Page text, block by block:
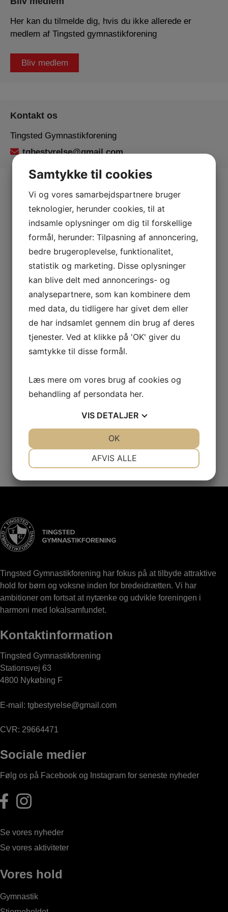
Her kan du tilmelde dig, hvis du ikke allerede er
medlem af Tingsted gymnastikforening
Bliv medlem
Kontakt os
Tingsted Gymnastikforening
tgbestyrelse@gmail.com
Sponsorer
Tingsted Gymnastikforening har fokus på at tilbyde attraktive
hold for børn og voksne inden for bredeidrætten. Vi har
ambitioner om fortsat at nytænke og udvikle foreningen i
harmoni med lokalsamfundet.
Kontaktinformation
Tingsted Gymnastikforening
Stationsvej 63
4800 Nykøbing F
E-mail: tgbestyrelse@gmail.com
CVR: 29664471
Sociale medier
Følg os på Facebook og Instagram for seneste nyheder
Se vores nyheder
Se vores aktiviteter
Vores hold
Gymnastik
Samtykke til cookies
Vi og vores samarbejdspartnere bruger
teknologier, herunder cookies, til at
indsamle oplysninger om dig til forskellige
formål, herunder: Tilpasning af annoncering,
bedre brugeroplevelse, funktionalitet,
statistik og marketing. Disse oplysninger
kan blive delt med annoncerings- og
analysepartnere, som kan kombinere dem
med data, du tidligere har givet dem eller
de har indsamlet gennem din brug af deres
tjenester. Ved at klikke på 'OK' giver du
samtykke til disse formål.
Læs mere om vores brug af cookies og
behandling af persondata her.
VIS DETALJER
MARKETING STATISTIK
AFVIS ALLE
OK